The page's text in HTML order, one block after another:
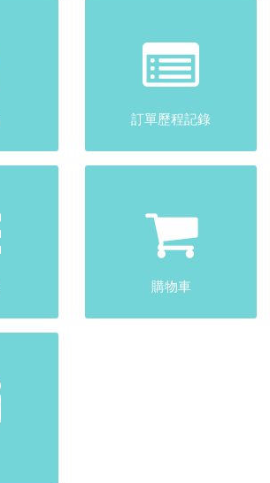
訂單歷程記錄
購物車